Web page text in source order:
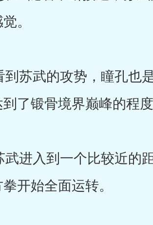
。
苏武的攻势，瞳孔也
了锻骨境界巅峰的程度
进入到一个比较近的
开始全面运转。